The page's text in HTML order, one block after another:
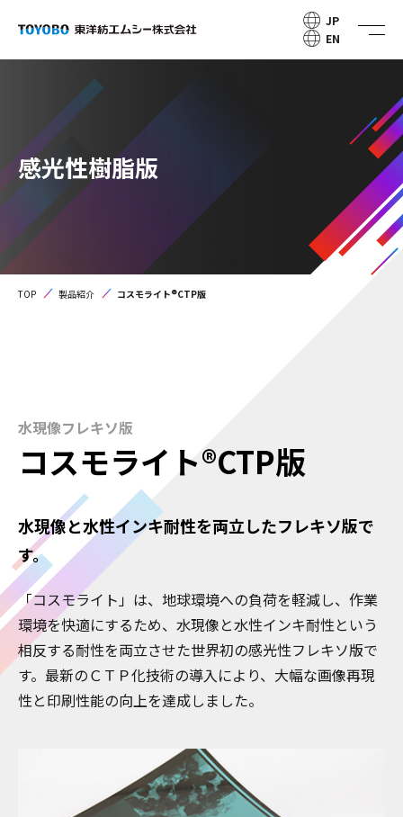
JP
EN
感光性樹脂版
TOP 製品紹介 コスモライト®CTP版
水現像フレキソ版
コスモライト®CTP版
水現像と水性インキ耐性を両立したフレキソ版で
す。
「コスモライト」は、地球環境への負荷を軽減し、作業
環境を快適にするため、水現像と水性インキ耐性という
相反する耐性を両立させた世界初の感光性フレキソ版で
す。最新のＣＴＰ化技術の導入により、大幅な画像再現
性と印刷性能の向上を達成しました。